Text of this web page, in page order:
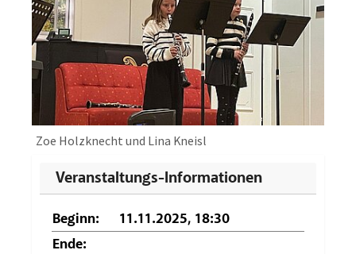
Zoe Holzknecht und Lina Kneisl
Veranstaltungs-Informationen
Beginn:
11.11.2025, 18:30
Ende: